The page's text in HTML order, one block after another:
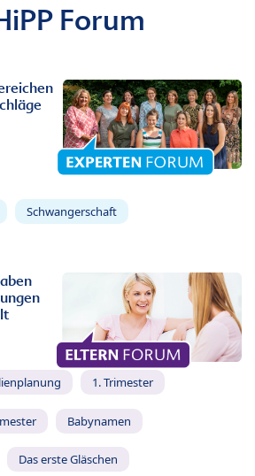
Forum
Schwangerschaft
1. Trimester
Babynamen
Das erste Gläschen